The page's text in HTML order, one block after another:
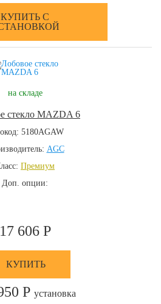
КУПИТЬ С
на складе
стекло MAZDA 6
5180AGAW
AGC
Премиум
Доп. опции:
17 606 Р
КУПИТЬ
Р установка